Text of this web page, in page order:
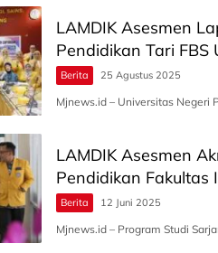
LAMDIK Asesmen
Pendidikan Tari FBS
Berita 25 Agustus 2025
Mjnews.id – Universitas Negeri
LAMDIK Asesmen
Pendidikan Fakultas
Berita 12 Juni 2025
Mjnews.id – Program Studi